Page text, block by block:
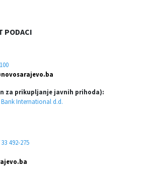
PODACI
za prikupljanje javnih prihoda):
Bank International d.d.
492-275